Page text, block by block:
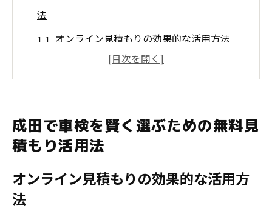
法
オンライン見積もりの効果的な活用方法
口コミを利用した信頼できる情報の収集
よくある車検サービスの落とし穴
お得な車検を選ぶための事前準備
お得に成田で車検を受けるための見積もり比較
成田で車検を賢く選ぶための無料見
積もり活用法
オンライン見積もりの効果的な活用方
法